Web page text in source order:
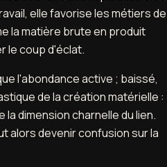
elle favorise les métiers de
la matière brute en produit
le coup d'éclat.
l'abondance active ; baissé,
de la création matérielle :
la dimension charnelle du lien.
alors devenir confusion sur la